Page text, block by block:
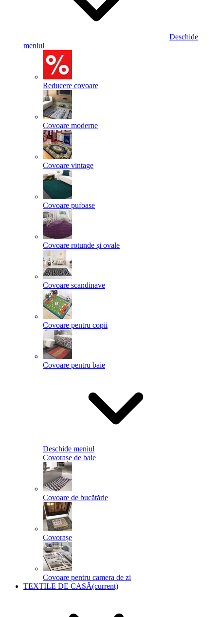
Deschide
meniul
Reducere covoare
Covoare moderne
Covoare vintage
Covoare pufoase
Covoare rotunde și ovale
Covoare scandinave
Covoare pentru copii
Covoare pentru baie
Deschide meniul
Covorașe de baie
Covoare de bucătărie
Covorașe
Covoare pentru camera de zi
TEXTILE DE CASĂ(current)